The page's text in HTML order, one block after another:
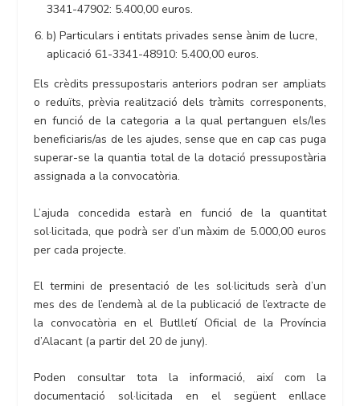
3341-47902: 5.400,00 euros.
b) Particulars i entitats privades sense ànim de lucre,
aplicació 61-3341-48910: 5.400,00 euros.
Els crèdits pressupostaris anteriors podran ser ampliats
o reduïts, prèvia realització dels tràmits corresponents,
en funció de la categoria a la qual pertanguen els/les
beneficiaris/as de les ajudes, sense que en cap cas puga
superar-se la quantia total de la dotació pressupostària
assignada a la convocatòria.
L’ajuda concedida estarà en funció de la quantitat
sol·licitada, que podrà ser d’un màxim de 5.000,00 euros
per cada projecte.
El termini de presentació de les sol·licituds serà d’un
mes des de l’endemà al de la publicació de l’extracte de
la convocatòria en el Butlletí Oficial de la Província
d’Alacant (a partir del 20 de juny).
Poden consultar tota la informació, així com la
documentació sol·licitada en el següent enllace